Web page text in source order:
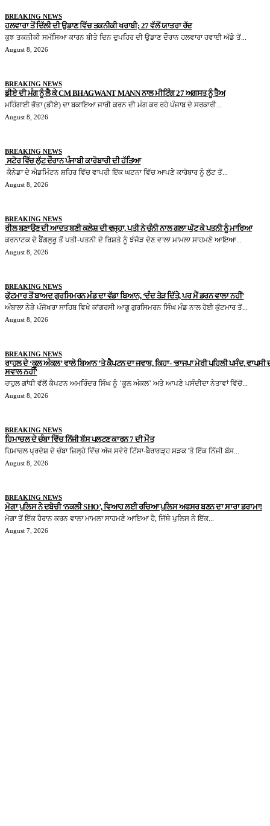
BREAKING NEWS
ਹਲਵਾਰਾ ਤੋਂ ਦਿੱਲੀ ਦੀ ਉਡਾਣ ਵਿੱਚ ਤਕਨੀਕੀ ਖਰਾਬੀ; 27 ਵੱਲੋਂ ਯਾਤਰਾ ਰੱਦ
ਕੁਝ ਤਕਨੀਕੀ ਸਮੱਸਿਆ ਕਾਰਨ ਬੀਤੇ ਦਿਨ ਦੁਪਹਿਰ ਦੀ ਉਡਾਣ ਦੌਰਾਨ ਹਲਵਾਰਾ ਹਵਾਈ ਅੱਡੇ ਤੋਂ...
August 8, 2026
BREAKING NEWS
ਡੀਏ ਦੀ ਮੰਗ ਨੂੰ ਲੈ ਕੇ CM BHAGWANT MANN ਨਾਲ ਮੀਟਿੰਗ 27 ਅਗਸਤ ਨੂੰ ਤੈਅ
ਮਹਿੰਗਾਈ ਭੱਤਾ (ਡੀਏ) ਦਾ ਬਕਾਇਆ ਜਾਰੀ ਕਰਨ ਦੀ ਮੰਗ ਕਰ ਰਹੇ ਪੰਜਾਬ ਦੇ ਸਰਕਾਰੀ...
August 8, 2026
BREAKING NEWS
ਸਟੋਰ ਵਿੱਚ ਲੁੱਟ ਦੌਰਾਨ ਪੰਜਾਬੀ ਕਾਰੋਬਾਰੀ ਦੀ ਹੱਤਿਆ
ਕੈਨੇਡਾ ਦੇ ਐਡਮਿੰਟਨ ਸ਼ਹਿਰ ਵਿੱਚ ਵਾਪਰੀ ਇੱਕ ਘਟਨਾ ਵਿੱਚ ਆਪਣੇ ਕਾਰੋਬਾਰ ਨੂੰ ਲੁੱਟ ਤੋਂ...
August 8, 2026
BREAKING NEWS
ਰੀਲ ਬਣਾਉਣ ਦੀ ਆਦਤ ਬਣੀ ਕਲੇਸ਼ ਦੀ ਵਜ੍ਹਾ, ਪਤੀ ਨੇ ਚੁੰਨੀ ਨਾਲ ਗਲਾ ਘੁੱਟ ਕੇ ਪਤਨੀ ਨੂੰ ਮਾਰਿਆ
ਕਰਨਾਟਕ ਦੇ ਬੈਂਗਲੁਰੂ ਤੋਂ ਪਤੀ-ਪਤਨੀ ਦੇ ਰਿਸ਼ਤੇ ਨੂੰ ਝੰਜੋੜ ਦੇਣ ਵਾਲਾ ਮਾਮਲਾ ਸਾਹਮਣੇ ਆਇਆ...
August 8, 2026
BREAKING NEWS
ਕੁੱਟਮਾਰ ਤੋਂ ਬਾਅਦ ਗੁਰਸਿਮਰਨ ਮੰਡ ਦਾ ਵੱਡਾ ਬਿਆਨ, ‘ਦੰਦ ਤੋੜ ਦਿੱਤੇ, ਪਰ ਮੈਂ ਡਰਨ ਵਾਲਾ ਨਹੀਂ’
ਅੰਬਾਲਾ ਨੇੜੇ ਪੰਜੋਖਰਾ ਸਾਹਿਬ ਵਿਖੇ ਕਾਂਗਰਸੀ ਆਗੂ ਗੁਰਸਿਮਰਨ ਸਿੰਘ ਮੰਡ ਨਾਲ ਹੋਈ ਕੁੱਟਮਾਰ ਤੋਂ...
August 8, 2026
BREAKING NEWS
ਰਾਹੁਲ ਦੇ ‘ਕੂਲ ਅੰਕਲ’ ਵਾਲੇ ਬਿਆਨ ’ਤੇ ਕੈਪਟਨ ਦਾ ਜਵਾਬ, ਕਿਹਾ- ‘ਭਾਜਪਾ ਮੇਰੀ ਪਹਿਲੀ ਪਸੰਦ, ਵਾਪਸੀ
ਸਵਾਲ ਨਹੀਂ’
ਰਾਹੁਲ ਗਾਂਧੀ ਵੱਲੋਂ ਕੈਪਟਨ ਅਮਰਿੰਦਰ ਸਿੰਘ ਨੂੰ ‘ਕੂਲ ਅੰਕਲ’ ਅਤੇ ਆਪਣੇ ਪਸੰਦੀਦਾ ਨੇਤਾਵਾਂ ਵਿੱਚੋਂ...
August 8, 2026
BREAKING NEWS
ਹਿਮਾਚਲ ਦੇ ਚੰਬਾ ਵਿੱਚ ਨਿੱਜੀ ਬੱਸ ਪਲਟਣ ਕਾਰਨ 7 ਦੀ ਮੌਤ
ਹਿਮਾਚਲ ਪ੍ਰਦੇਸ਼ ਦੇ ਚੰਬਾ ਜ਼ਿਲ੍ਹੇ ਵਿੱਚ ਅੱਜ ਸਵੇਰੇ ਟਿੱਸਾ-ਬੈਰਾਗੜ੍ਹ ਸੜਕ 'ਤੇ ਇੱਕ ਨਿੱਜੀ ਬੱਸ...
August 8, 2026
BREAKING NEWS
ਮੋਗਾ ਪੁਲਿਸ ਨੇ ਦਬੋਚੀ ‘ਨਕਲੀ SHO’, ਵਿਆਹ ਲਈ ਰਚਿਆ ਪੁਲਿਸ ਅਫਸਰ ਬਣਨ ਦਾ ਸਾਰਾ ਡਰਾਮਾ!
ਮੋਗਾ ਤੋਂ ਇੱਕ ਹੈਰਾਨ ਕਰਨ ਵਾਲਾ ਮਾਮਲਾ ਸਾਹਮਣੇ ਆਇਆ ਹੈ, ਜਿੱਥੇ ਪੁਲਿਸ ਨੇ ਇੱਕ...
August 7, 2026